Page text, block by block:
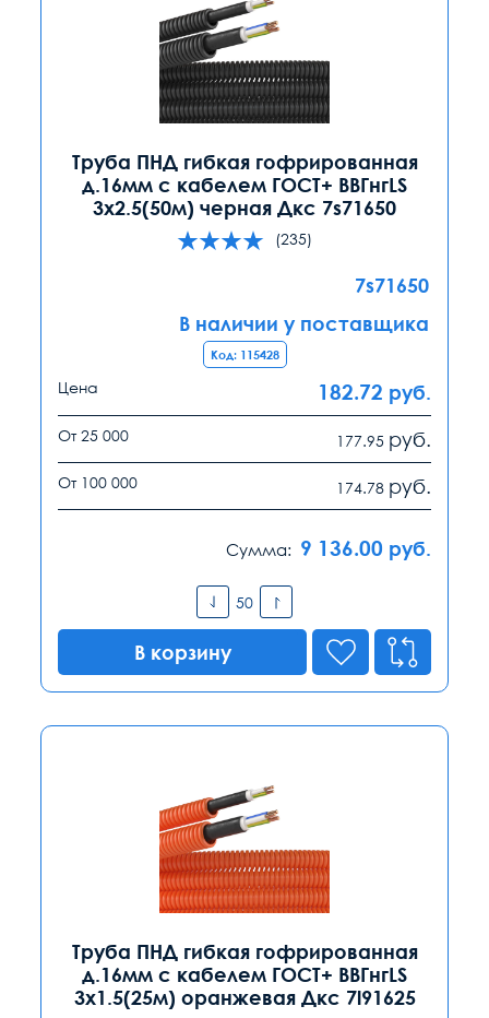
Труба ПНД гибкая гофрированная
д.16мм с кабелем ГОСТ+ ВВГнгLS
3х2.5(50м) черная Дкс 7s71650
(235)
7s71650
В наличии у поставщика
Код: 115428
Цена 182.72 руб.
От 25 000 177.95 руб.
От 100 000 174.78 руб.
Сумма: 9 136.00 руб.
В корзину
Труба ПНД гибкая гофрированная
д.16мм с кабелем ГОСТ+ ВВГнгLS
3х1.5(25м) оранжевая Дкс 7l91625